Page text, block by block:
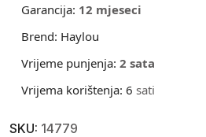
Garancija: 12 mjeseci
Brend: Haylou
Vrijeme punjenja: 2 sata
Vrijema korištenja: 6 sati
SKU: 14779